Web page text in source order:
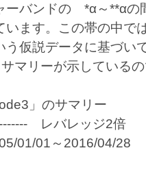
ーバンドの *α～**αの
います。この帯の中で
う仮説データに基づい
サマリーが示している
」のサマリー
レバレッジ2倍
01/01～2016/04/28